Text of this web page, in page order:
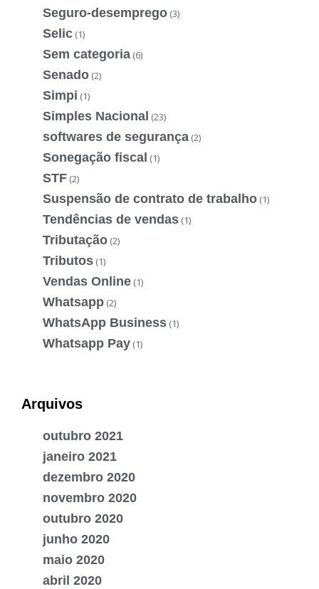
Seguro-desemprego (3)
Selic (1)
Sem categoria (6)
Senado (2)
Simpi (1)
Simples Nacional (23)
softwares de segurança (2)
Sonegação fiscal (1)
STF (2)
Suspensão de contrato de trabalho (1)
Tendências de vendas (1)
Tributação (2)
Tributos (1)
Vendas Online (1)
Whatsapp (2)
WhatsApp Business (1)
Whatsapp Pay (1)
Arquivos
outubro 2021
janeiro 2021
dezembro 2020
novembro 2020
outubro 2020
junho 2020
maio 2020
abril 2020